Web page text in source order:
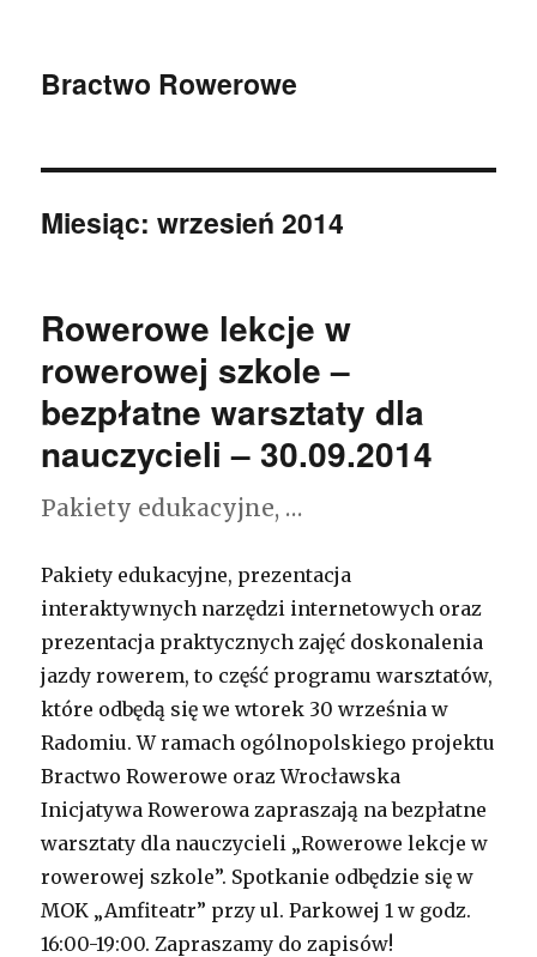
Bractwo Rowerowe
Miesiąc: wrzesień 2014
Rowerowe lekcje w
rowerowej szkole –
bezpłatne warsztaty dla
nauczycieli – 30.09.2014
Pakiety edukacyjne, …
Pakiety edukacyjne, prezentacja
interaktywnych narzędzi internetowych oraz
prezentacja praktycznych zajęć doskonalenia
jazdy rowerem, to część programu warsztatów,
które odbędą się we wtorek 30 września w
Radomiu. W ramach ogólnopolskiego projektu
Bractwo Rowerowe oraz Wrocławska
Inicjatywa Rowerowa zapraszają na bezpłatne
warsztaty dla nauczycieli „Rowerowe lekcje w
rowerowej szkole”. Spotkanie odbędzie się w
MOK „Amfiteatr” przy ul. Parkowej 1 w godz.
16:00-19:00. Zapraszamy do zapisów!